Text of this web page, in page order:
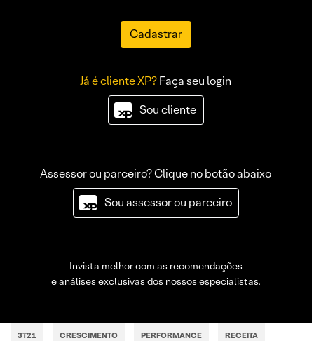
Cadastrar
Já é cliente XP?Faça seu login
Sou cliente
Assessor ou parceiro? Clique no botão abaixo
Sou assessor ou parceiro
Invista melhor com as recomendações
e análises exclusivas dos nossos especialistas.
3T21 CRESCIMENTO PERFORMANCE RECEITA